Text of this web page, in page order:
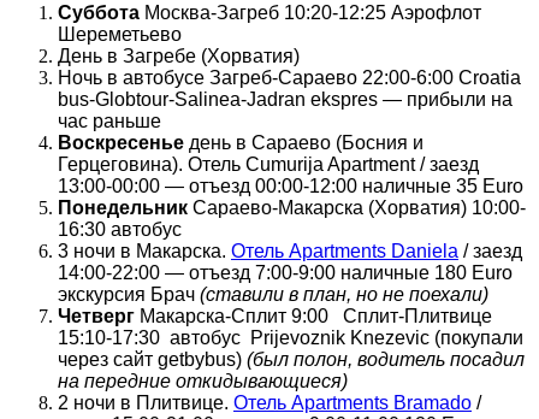
Суббота Москва-Загреб 10:20-12:25 Аэрофлот
Шереметьево
День в Загребе (Хорватия)
Ночь в автобусе Загреб-Сараево 22:00-6:00 Croatia
bus-Globtour-Salinea-Jadran ekspres — прибыли на
час раньше
Воскресенье день в Сараево (Босния и
Герцеговина). Отель Cumurija Apartment / заезд
13:00-00:00 — отъезд 00:00-12:00 наличные 35 Euro
Понедельник Сараево-Макарска (Хорватия) 10:00-
16:30 автобус
3 ночи в Макарска. Отель Apartments Daniela / заезд
14:00-22:00 — отъезд 7:00-9:00 наличные 180 Euro
экскурсия Брач (ставили в план, но не поехали)
Четверг Макарска-Сплит 9:00 Сплит-Плитвице
15:10-17:30 автобус Prijevoznik Knezevic (покупали
через сайт getbybus) (был полон, водитель посадил
на передние откидывающиеся)
2 ночи в Плитвице. Отель Apartments Bramado /